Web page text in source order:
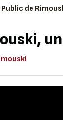
Public de